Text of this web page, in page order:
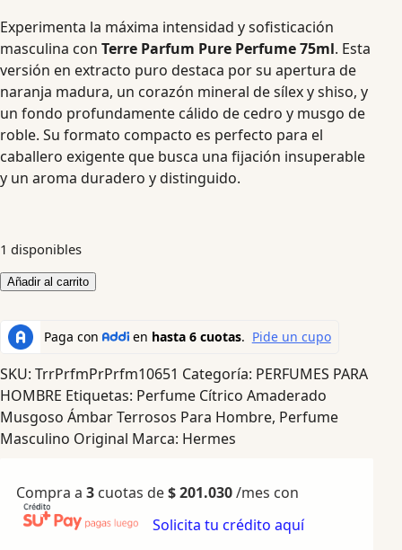
Experimenta la máxima intensidad y sofisticación
masculina con Terre Parfum Pure Perfume 75ml. Esta
versión en extracto puro destaca por su apertura de
naranja madura, un corazón mineral de sílex y shiso, y
un fondo profundamente cálido de cedro y musgo de
roble. Su formato compacto es perfecto para el
caballero exigente que busca una fijación insuperable
y un aroma duradero y distinguido.
1 disponibles
Añadir al carrito
SKU: TrrPrfmPrPrfm10651 Categoría: PERFUMES PARA
HOMBRE Etiquetas: Perfume Cítrico Amaderado
Musgoso Ámbar Terrosos Para Hombre, Perfume
Masculino Original Marca: Hermes
Compra a 3 cuotas de$201.030/mes con
Solicita tu crédito aquí